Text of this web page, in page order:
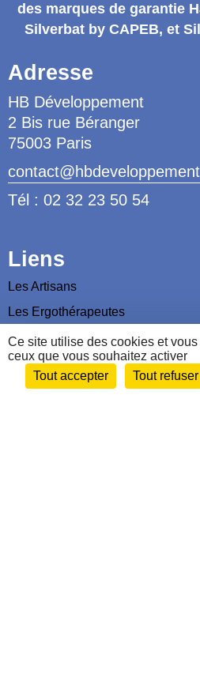
Ce site utilise des cookies et
ceux que vous souhaitez activer
Tout accepter
Tout refuser
des marques de garantie
Silverbat by CAPEB, et
Adresse
HB Développement
2 Bis rue Béranger
75003 Paris
Tél : 02 32 23 50 54
Liens
Les Artisans
Les Ergothérapeutes
Nous contacter